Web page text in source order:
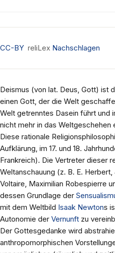
CC-BY reliLex Nachschlagen
Deismus (von lat. Deus, Gott) ist
einen Gott, der die Welt
Welt getrenntes Dasein führt und
nicht mehr in das Weltgeschehen
Diese rationale
Aufklärung, im 17. und 18.
Frankreich). Die Vertreter dieser
Weltanschauung (z. B. E.
Voltaire, Maximilian Robespierre
dessen Grundlage der
mit dem Weltbild Isaak Newtons
Autonomie der Vernunft zu
Der Gottesgedanke wird
anthropomorphischen